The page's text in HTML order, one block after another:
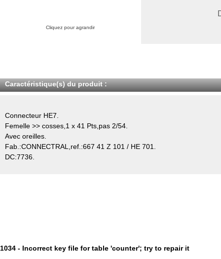
Cliquez pour agrandir
Caractéristique(s) du produit :
Connecteur HE7.
Femelle >> cosses,1 x 41 Pts,pas 2/54.
Avec oreilles.
Fab.:CONNECTRAL,ref.:667 41 Z 101 / HE 701.
DC:7736.
1034 - Incorrect key file for table 'counter'; try to repair it